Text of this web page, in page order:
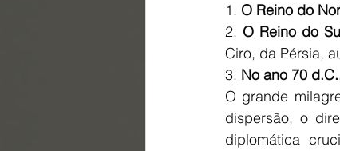
1. O Reino do
2. O Reino do
Ciro, da Pérsia,
3. No ano 70
O grande
dispersão, o
diplomática